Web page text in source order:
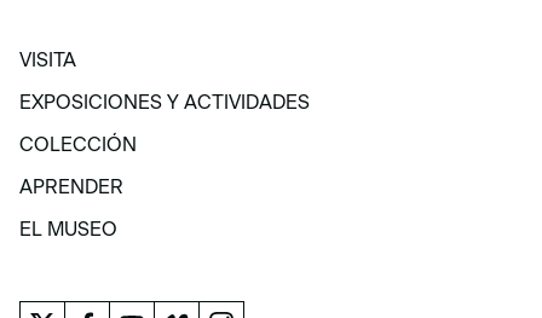
VISITA
VISITA
EXPOSICIONES Y ACTIVIDADES
EXPOSICIONES Y ACTIVIDADES
COLECCIÓN
COLECCIÓN
APRENDER
APRENDER
EL MUSEO